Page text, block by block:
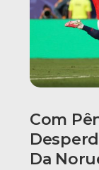
Com
Da